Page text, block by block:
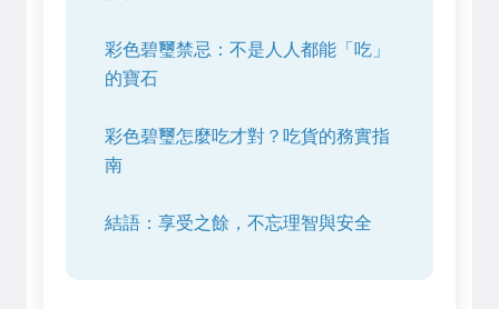
彩色碧璽禁忌：不是人人都能「吃」
的寶石
彩色碧璽怎麼吃才對？吃貨的務實指
南
結語：享受之餘，不忘理智與安全